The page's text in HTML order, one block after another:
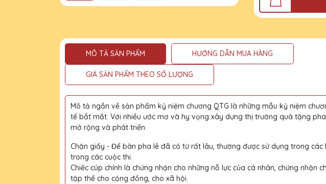
MÔ TẢ SẢN PHẨM HƯỚNG DẪN MUA HÀNG
GIÁ SẢN PHẨM THEO SỐ LƯỢNG
Mô tả ngắn về sản phẩm kỷ niệm chương QTG là những mẫu kỷ niệm
tế bắt mắt. Với nhiều ước mơ và hy vọng xây dựng thị trường quà tặng
mở rộng và phát triển
Chặn giấy - Để bàn pha lê đã có từ rất lâu, thường được sử dụng trong các
trong các cuộc thi.
Chiếc cúp chính là chứng nhận cho những nỗ lực của cá nhân, chứng nhận
tập thể cho cộng đồng, cho xã hội.